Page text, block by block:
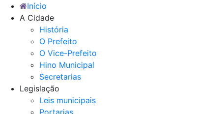
Início
A Cidade
História
O Prefeito
O Vice-Prefeito
Hino Municipal
Secretarias
Legislação
Leis municipais
Portarias